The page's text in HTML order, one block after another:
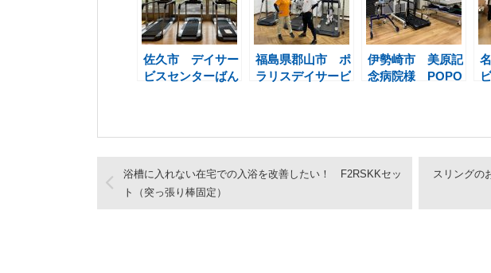
佐久市 デイサー
ビスセンターばん
福島県郡山市 ポ
ラリスデイサービ
伊勢崎市 美原記
念病院様 POPO
浴槽に入れない在宅での入浴を改善したい！ F2RSKKセッ
ト（突っ張り棒固定）
スリングの